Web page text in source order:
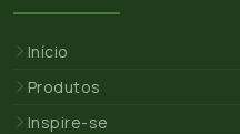
Início
Produtos
Inspire-se